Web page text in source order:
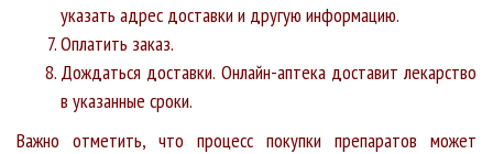
указать адрес доставки и другую информацию.
Оплатить заказ.
Дождаться доставки. Онлайн-аптека доставит лекарство
в указанные сроки.
Важно отметить, что процесс покупки препаратов может